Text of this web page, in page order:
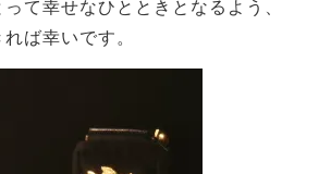
て幸せなひとときとなるよう、
ば幸いです。